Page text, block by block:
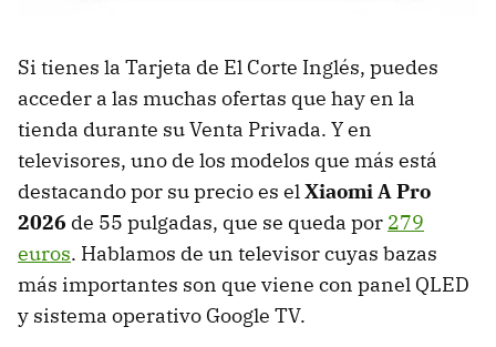
Si tienes la Tarjeta de El Corte Inglés, puedes
acceder a las muchas ofertas que hay en la
tienda durante su Venta Privada. Y en
televisores, uno de los modelos que más está
destacando por su precio es el Xiaomi A Pro
2026 de 55 pulgadas, que se queda por 279
euros. Hablamos de un televisor cuyas bazas
más importantes son que viene con panel QLED
y sistema operativo Google TV.